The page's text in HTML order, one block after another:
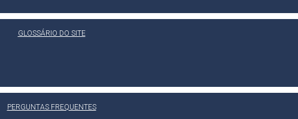
GLOSSÁRIO DO SITE
PERGUNTAS FREQUENTES